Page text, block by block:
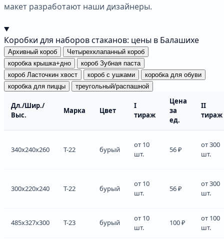
макет разработают наши дизайнеры.
Коробки для наборов стаканов: цены в Балашихе
Архивный короб
Четырехклапанный короб
коробка крышка+дно
короб Зубная паста
короб Ласточкин хвост
короб с ушками
коробка для обуви
коробка для пиццы
треугольный/распашной
Дл./Шир./
Выс.
Марка Цвет
I
тираж
Цена
за
ед.
II
тираж
340x240x260 Т-22 бурый
от 10
шт.
56 ₽
от 300
шт.
300x220x240 Т-22 бурый
от 10
шт.
56 ₽
от 300
шт.
485x327x300 Т-23 бурый
от 10
шт.
100 ₽
от 100
шт.